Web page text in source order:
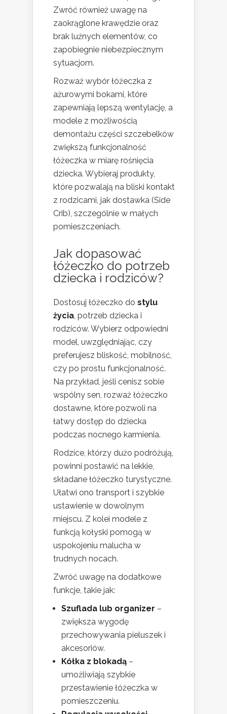
Zwróć również uwagę na
zaokrąglone krawędzie oraz
brak luźnych elementów, co
zapobiegnie niebezpiecznym
sytuacjom.
Rozważ wybór łóżeczka z
ażurowymi bokami, które
zapewniają lepszą wentylację, a
modele z możliwością
demontażu części szczebelków
zwiększą funkcjonalność
łóżeczka w miarę rośnięcia
dziecka. Wybieraj produkty,
które pozwalają na bliski kontakt
z rodzicami, jak dostawka (Side
Crib), szczególnie w małych
pomieszczeniach.
Jak dopasować
łóżeczko do potrzeb
dziecka i rodziców?
Dostosuj łóżeczko do stylu
życia, potrzeb dziecka i
rodziców. Wybierz odpowiedni
model, uwzględniając, czy
preferujesz bliskość, mobilność,
czy po prostu funkcjonalność.
Na przykład, jeśli cenisz sobie
wspólny sen, rozważ łóżeczko
dostawne, które pozwoli na
łatwy dostęp do dziecka
podczas nocnego karmienia.
Rodzice, którzy dużo podróżują,
powinni postawić na lekkie,
składane łóżeczko turystyczne.
Ułatwi ono transport i szybkie
ustawienie w dowolnym
miejscu. Z kolei modele z
funkcją kołyski pomogą w
uspokojeniu malucha w
trudnych nocach.
Zwróć uwagę na dodatkowe
funkcje, takie jak:
Szuflada lub organizer –
zwiększa wygodę
przechowywania pieluszek i
akcesoriów.
Kółka z blokadą –
umożliwiają szybkie
przestawienie łóżeczka w
pomieszczeniu.